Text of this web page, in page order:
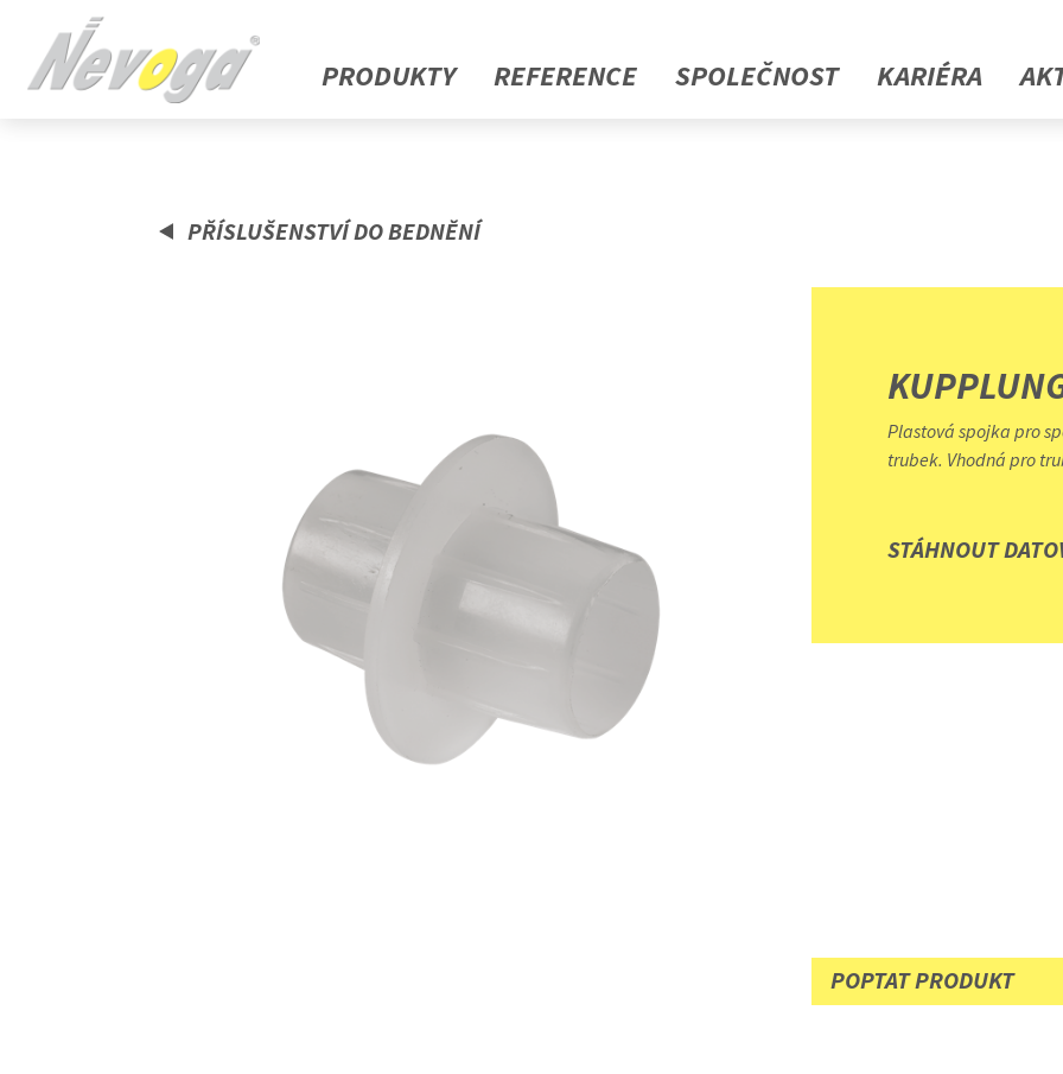
PRODUKTY REFERENCE SPOLEČNOST KARIÉRA
PŘÍSLUŠENSTVÍ DO BEDNĚNÍ
Plastová spojka pro
trubek. Vhodná pro
STÁHNOUT
POPTAT PRODUKT